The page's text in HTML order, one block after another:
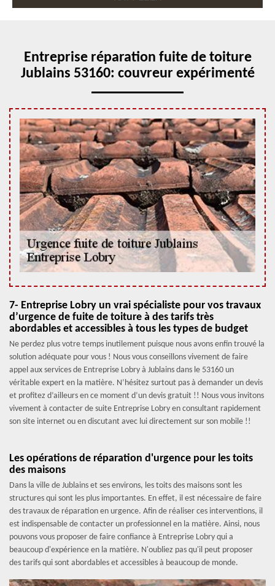
Entreprise réparation fuite de toiture
Jublains 53160: couvreur expérimenté
7- Entreprise Lobry un vrai spécialiste pour vos travaux
d’urgence de fuite de toiture à des tarifs très
abordables et accessibles à tous les types de budget
Ne perdez plus votre temps inutilement puisque nous avons enfin trouvé la
solution adéquate pour vous ! Nous vous conseillons vivement de faire
appel aux services de Entreprise Lobry à Jublains dans le 53160 un
véritable expert en la matière. N’hésitez surtout pas à demander un devis
et profitez d’ailleurs en ce moment d’un devis gratuit !! Nous vous invitons
vivement à contacter de suite Entreprise Lobry en consultant rapidement
son site internet ou en discutant avec lui directement sur son mobile !!
Les opérations de réparation d'urgence pour les toits
des maisons
Dans la ville de Jublains et ses environs, les toits des maisons sont les
structures qui sont les plus importantes. En effet, il est nécessaire de faire
des travaux de réparation en urgence. Afin de réaliser ces interventions, il
est indispensable de contacter un professionnel en la matière. Ainsi, nous
pouvons vous proposer de faire confiance à Entreprise Lobry qui a
beaucoup d'expérience en la matière. N'oubliez pas qu'il peut proposer
des tarifs qui sont abordables et accessibles à beaucoup de monde.